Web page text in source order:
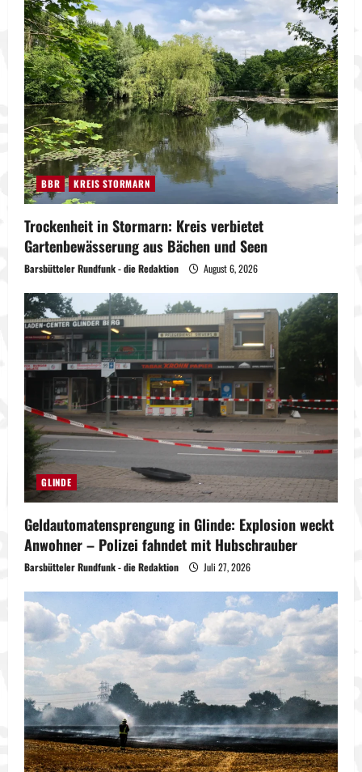
BBR KREIS STORMARN
Trockenheit in Stormarn: Kreis verbietet
Gartenbewässerung aus Bächen und Seen
Barsbütteler Rundfunk - die Redaktion August 6, 2026
GLINDE
Geldautomatensprengung in Glinde: Explosion weckt
Anwohner – Polizei fahndet mit Hubschrauber
Barsbütteler Rundfunk - die Redaktion Juli 27, 2026